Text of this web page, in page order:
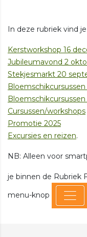
In deze rubriek vind
Kerstworkshop 16
Jubileumavond 2
Stekjesmarkt 20
Bloemschikcursussen
Bloemschikcursussen
Cursussen/workshops
Promotie 2025
Excursies en reizen.
NB: Alleen voor
je binnen de Rubriek
menu-knop